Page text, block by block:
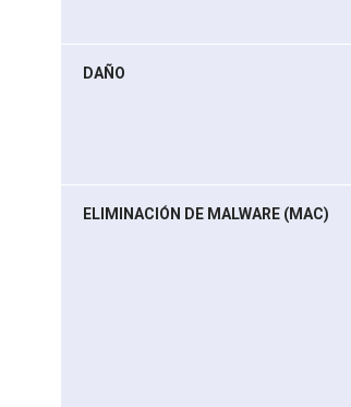
DAÑO
ELIMINACIÓN DE MALWARE (MAC)